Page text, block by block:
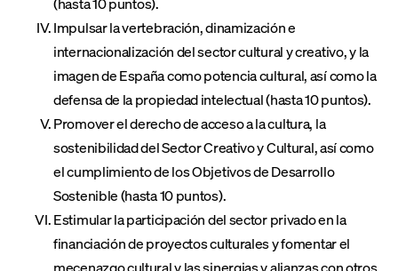
Impulsar la vertebración, dinamización e
internacionalización del sector cultural y creativo, y la
imagen de España como potencia cultural, así como la
defensa de la propiedad intelectual (hasta 10 puntos).
Promover el derecho de acceso a la cultura, la
sostenibilidad del Sector Creativo y Cultural, así como
el cumplimiento de los Objetivos de Desarrollo
Sostenible (hasta 10 puntos).
Estimular la participación del sector privado en la
financiación de proyectos culturales y fomentar el